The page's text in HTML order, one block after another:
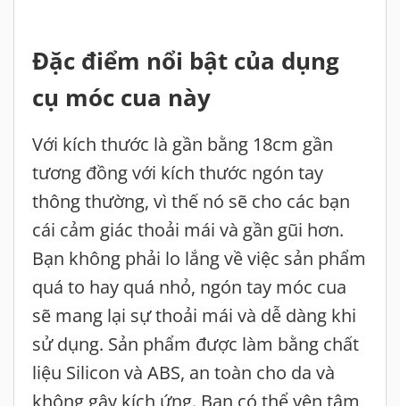
Đặc điểm nổi bật của dụng
cụ móc cua này
Với kích thước là gần bằng 18cm gần
tương đồng với kích thước ngón tay
thông thường, vì thế nó sẽ cho các bạn
cái cảm giác thoải mái và gần gũi hơn.
Bạn không phải lo lắng về việc sản phẩm
quá to hay quá nhỏ, ngón tay móc cua
sẽ mang lại sự thoải mái và dễ dàng khi
sử dụng. Sản phẩm được làm bằng chất
liệu Silicon và ABS, an toàn cho da và
không gây kích ứng. Bạn có thể yên tâm